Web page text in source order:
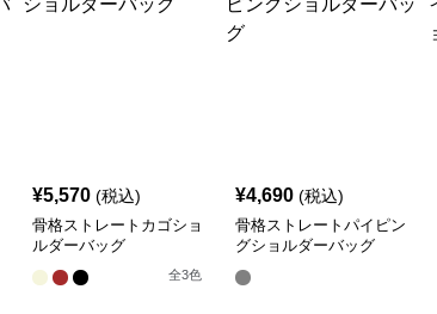
¥5,570 (税込)
骨格ストレートカゴショ
ルダーバッグ
全3色
¥4,690 (税込)
骨格ストレートパイピン
グショルダーバッグ